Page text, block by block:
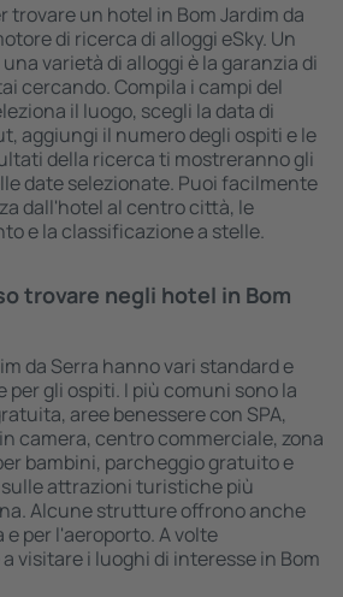
trovare un hotel in Bom Jardim da
di ricerca di alloggi eSky. Un
varietà di alloggi è la garanzia di
cercando. Compila i campi del
il luogo, scegli la data di
aggiungi il numero degli ospiti e le
della ricerca ti mostreranno gli
date selezionate. Puoi facilmente
dall'hotel al centro città, le
e la classificazione a stelle.
trovare negli hotel in Bom
da Serra hanno vari standard e
per gli ospiti. I più comuni sono la
aree benessere con SPA,
camera, centro commerciale, zona
bambini, parcheggio gratuito e
attrazioni turistiche più
Alcune strutture offrono anche
per l'aeroporto. A volte
visitare i luoghi di interesse in Bom